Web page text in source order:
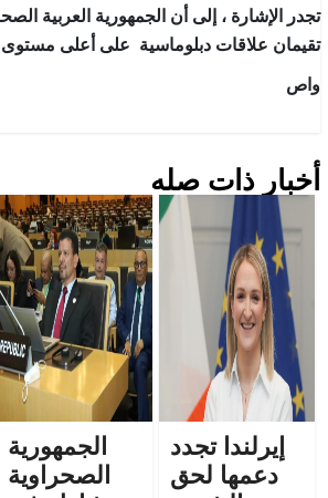
تجدر الإشارة ، إلى أن الجمهورية العربية
تقيمان علاقات دبلوماسية على أعلى مستوى منذ 23 يونيو
واص
أخبار ذات صله
إيرلندا تجدد
دعمها لحق
الجمهورية
الصحراوية